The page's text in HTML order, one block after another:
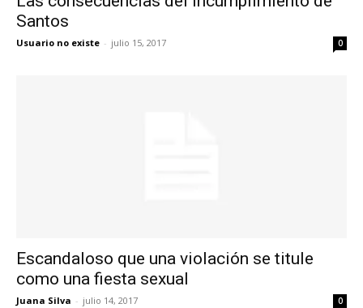
Santos
Usuario no existe - julio 15, 2017 0
Escandaloso que una violación se titule
como una fiesta sexual
Juana Silva - julio 14, 2017 0